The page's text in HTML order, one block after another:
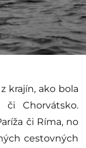
krajín, ako bola
či Chorvátsko.
či Ríma, no
cestovných